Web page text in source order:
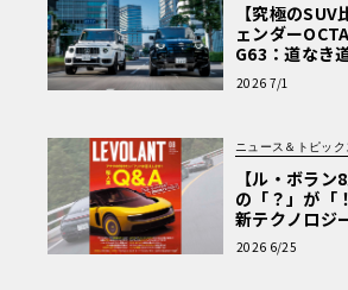
【究極の
ェンダー
G63：道なき
極的アプローチ
2026 7/1
ニュース＆トピック
【ル・ボラ
の「？」が「
新テクノロジ
車Q&A」
2026 6/25